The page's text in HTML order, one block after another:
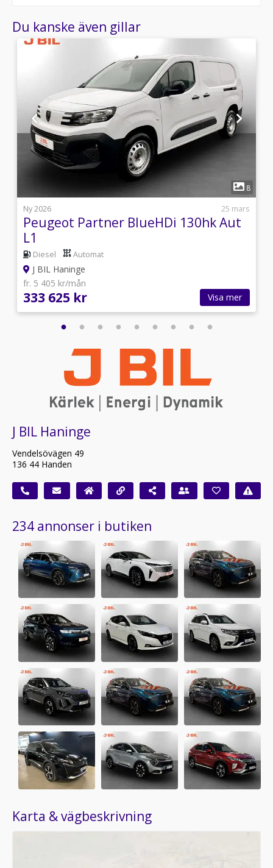
Du kanske även gillar
1
8
Ny 2026
25 mars
Peugeot Partner BlueHDi 130hk Aut
L1
Diesel Automat
J BIL Haninge
fr. 5 405 kr/mån
333 625 kr Visa mer
J BIL Haninge
Vendelsövägen 49
136 44 Handen
234 annonser i butiken
Karta & vägbeskrivning